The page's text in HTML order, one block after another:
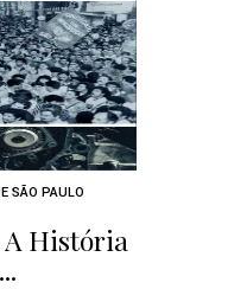
SÃO PAULO
História